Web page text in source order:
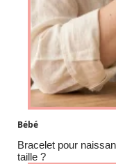
Bébé
Bracelet pour
taille ?